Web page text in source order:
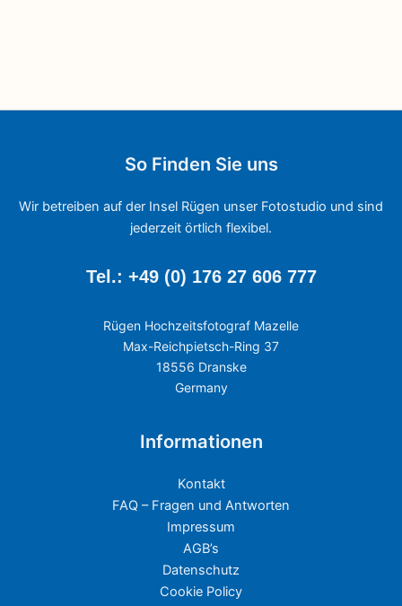
So Finden Sie uns
Wir betreiben auf der Insel Rügen unser Fotostudio und sind
jederzeit örtlich flexibel.
Tel.: +49 (0) 176 27 606 777
Rügen Hochzeitsfotograf Mazelle
Max-Reichpietsch-Ring 37
18556 Dranske
Germany
Informationen
Kontakt
FAQ – Fragen und Antworten
Impressum
AGB’s
Datenschutz
Cookie Policy